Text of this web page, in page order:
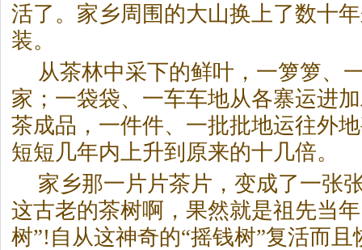
活了。家乡周围的大山换上了数十
装。
从茶林中采下的鲜叶，一箩箩、
家；一袋袋、一车车地从各寨运进
茶成品，一件件、一批批地运往外
短短几年内上升到原来的十几倍。
家乡那一片片茶片，变成了一张
这古老的茶树啊，果然就是祖先当
树”!自从这神奇的“摇钱树”复活而